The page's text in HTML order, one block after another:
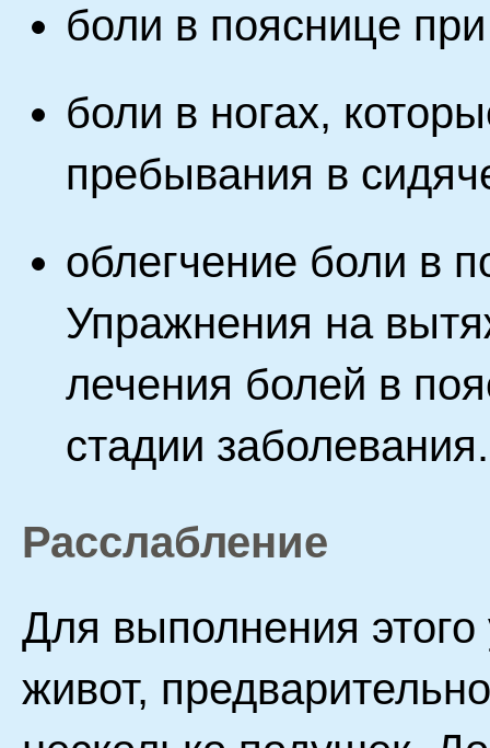
боли в пояснице
боли в ногах,
пребывания в
облегчение боли в
Упражнения на
лечения болей в
стадии заболевания.
Расслабление
Для выполнения
живот,